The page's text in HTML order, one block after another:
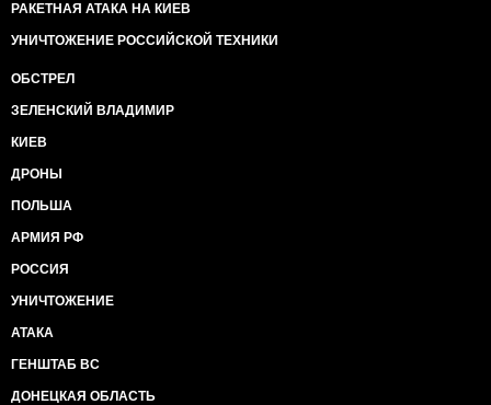
РАКЕТНАЯ АТАКА НА КИЕВ
УНИЧТОЖЕНИЕ РОССИЙСКОЙ ТЕХНИКИ
ОБСТРЕЛ
ЗЕЛЕНСКИЙ ВЛАДИМИР
КИЕВ
ДРОНЫ
ПОЛЬША
АРМИЯ РФ
РОССИЯ
УНИЧТОЖЕНИЕ
АТАКА
ГЕНШТАБ ВС
ДОНЕЦКАЯ ОБЛАСТЬ